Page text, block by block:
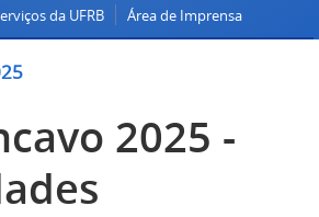
da UFRB Área de Imprensa
2025 -